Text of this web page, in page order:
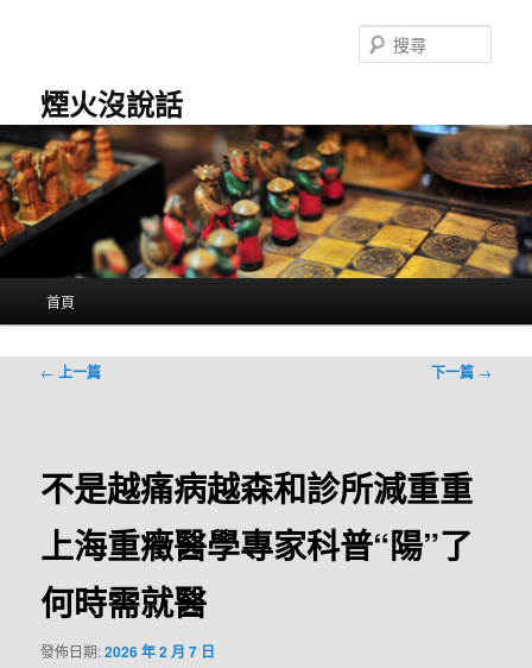
容
煙火沒說話
尋
首頁
文
← 上一篇 下一篇 →
不是越痛病越森和診所減重重
上海重癥醫學專家科普“陽”了
何時需就醫
發佈日期:2026 年 2 月 7 日